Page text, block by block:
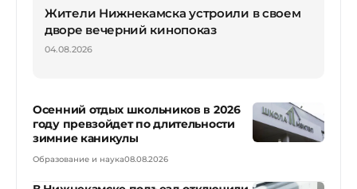
Жители Нижнекамска устроили в своем
дворе вечерний кинопоказ
04.08.2026
Осенний отдых школьников в 2026
году превзойдет по длительности
зимние каникулы
Образование и наука08.08.2026